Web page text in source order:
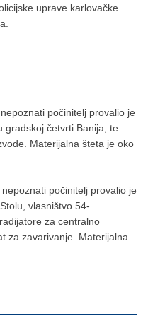
uprave karlovačke
počinitelj provalio je
gradskoj četvrti Banija, te
Materijalna šteta je oko
počinitelj provalio je
vlasništvo 54-
za centralno
za zavarivanje. Materijalna